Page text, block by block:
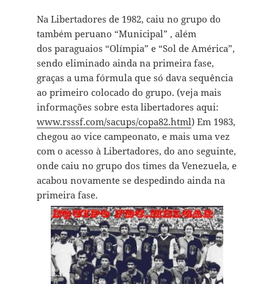
Na Libertadores de 1982, caiu no grupo do
também peruano “Municipal” , além
dos paraguaios “Olímpia” e “Sol de América”,
sendo eliminado ainda na primeira fase,
graças a uma fórmula que só dava sequência
ao primeiro colocado do grupo. (veja mais
informações sobre esta libertadores aqui:
www.rsssf.com/sacups/copa82.html) Em 1983,
chegou ao vice campeonato, e mais uma vez
com o acesso à Libertadores, do ano seguinte,
onde caiu no grupo dos times da Venezuela, e
acabou novamente se despedindo ainda na
primeira fase.